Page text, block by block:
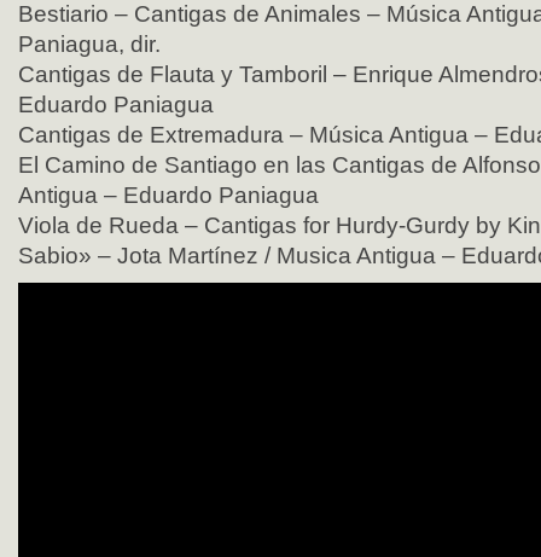
Bestiario – Cantigas de Animales – Música
Paniagua, dir.
Cantigas de Flauta y Tamboril – Enrique
Eduardo Paniagua
Cantigas de Extremadura – Música Antigua –
El Camino de Santiago en las Cantigas de
Antigua – Eduardo Paniagua
Viola de Rueda – Cantigas for Hurdy-Gurdy by
Sabio» – Jota Martínez / Musica Antigua –